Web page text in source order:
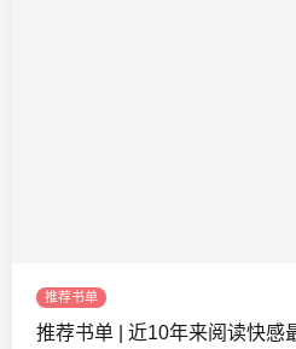
推荐书单
推荐书单 | 近10年来阅读快感